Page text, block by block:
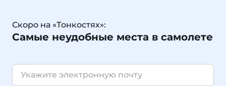
Скоро на «Тонкостях»:
Самые неудобные места в самолете